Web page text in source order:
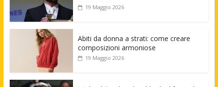
19 Maggio 2026
Abiti da donna a strati: come creare
composizioni armoniose
19 Maggio 2026